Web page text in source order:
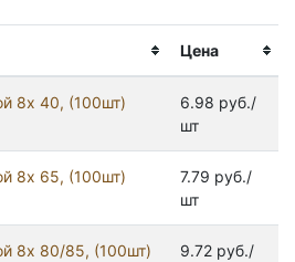
Цена
8x 40, (100шт)
6.98 руб./
шт
8x 65, (100шт)
7.79 руб./
шт
8x 80/85, (100шт)
9.72 руб./